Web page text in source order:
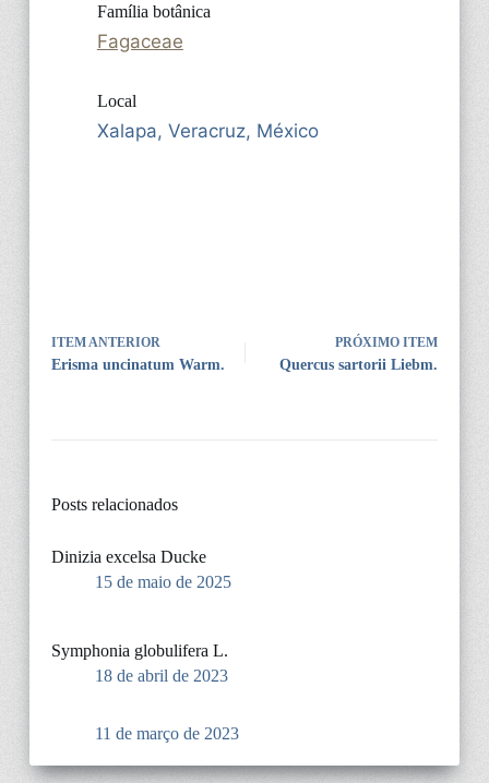
Família botânica
Fagaceae
Local
Xalapa, Veracruz, México
ITEM ANTERIOR
Erisma uncinatum Warm.
PRÓXIMO ITEM
Quercus sartorii Liebm.
Posts relacionados
Dinizia excelsa Ducke
15 de maio de 2025
Symphonia globulifera L.
18 de abril de 2023
11 de março de 2023